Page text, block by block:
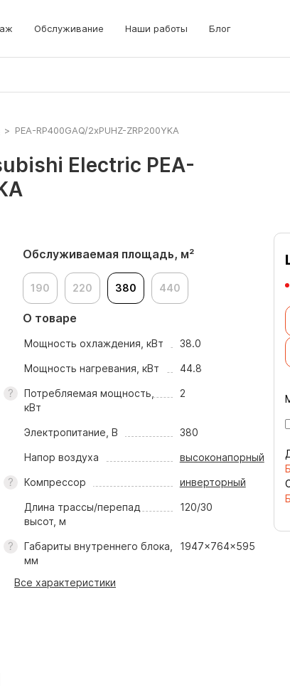
Обслуживание Наши работы Блог
> PEA-RP400GAQ/2xPUHZ-ZRP200YKA
Electric PEA-
Обслуживаемая площадь, м²
190 220 380 440
О товаре
Мощность охлаждения, кВт 38.0
Мощность нагревания, кВт 44.8
Потребляемая мощность,
кВт
2
Электропитание, В 380
Напор воздуха высоконапорный
Компрессор инверторный
Длина трассы/перепад
высот, м
120/30
Габариты внутреннего блока,
мм
1947x764x595
Все характеристики